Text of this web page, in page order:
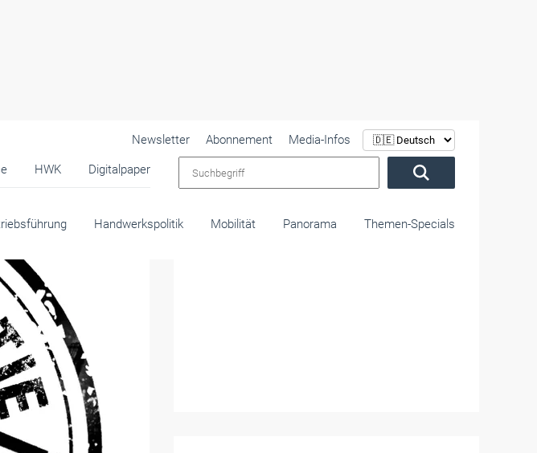
HWK Digitalpaper
Newsletter Abonnement
Media-Infos
Handwerkspolitik Mobilität Panorama Themen-Specials